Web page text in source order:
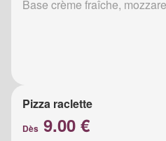
Base crème fraîche,
Pizza raclette
Dès 9.00 €